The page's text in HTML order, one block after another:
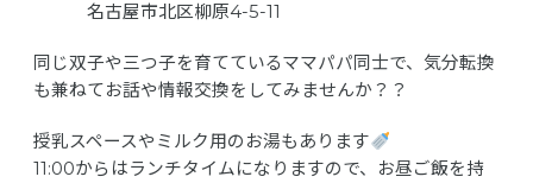
名古屋市北区柳原4-5-11
同じ双子や三つ子を育てているママパパ同士で、気分転換
も兼ねてお話や情報交換をしてみませんか？？
授乳スペースやミルク用のお湯もあります
11:00からはランチタイムになりますので、お昼ご飯を持